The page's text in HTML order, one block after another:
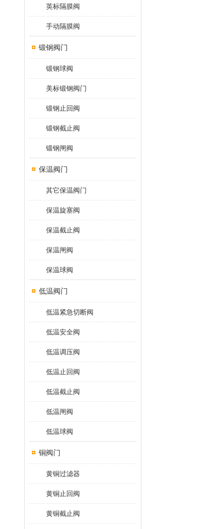
英标隔膜阀
手动隔膜阀
锻钢阀门
锻钢球阀
美标锻钢阀门
锻钢止回阀
锻钢截止阀
锻钢闸阀
保温阀门
其它保温阀门
保温旋塞阀
保温截止阀
保温闸阀
保温球阀
低温阀门
低温紧急切断阀
低温安全阀
低温调压阀
低温止回阀
低温截止阀
低温闸阀
低温球阀
铜阀门
黄铜过滤器
黄铜止回阀
黄铜截止阀